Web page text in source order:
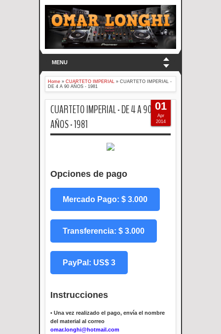
MENU
Home » CUARTETO IMPERIAL » CUARTETO IMPERIAL -
DE 4 A 90 AÑOS - 1981
CUARTETO IMPERIAL - DE 4 A 90
AÑOS - 1981
Opciones de pago
Mercado Pago: $ 3.000
Transferencia: $ 3.000
PayPal: US$ 3
Instrucciones
• Una vez realizado el pago, envía el nombre
del material al correo
omar.longhi@hotmail.com
01
Apr
2014